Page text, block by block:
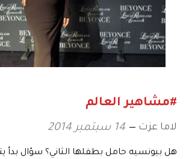
#مشاهير العالم
لاما عزت 14 سبتمبر 2014
هل بيونسيه حامل بطفلها الثاني؟ سؤال بدأ